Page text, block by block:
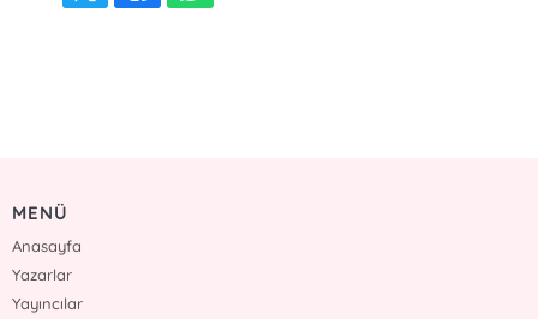
MENÜ
Anasayfa
Yazarlar
Yayıncılar